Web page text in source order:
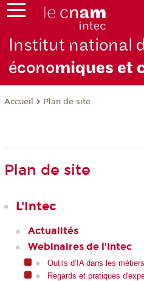
Institut national
économiques et
Accueil Plan de site
Plan de site
L'Intec
Actualités
Webinaires de l'Intec
Outils d’IA dans les
Regards et pratiques